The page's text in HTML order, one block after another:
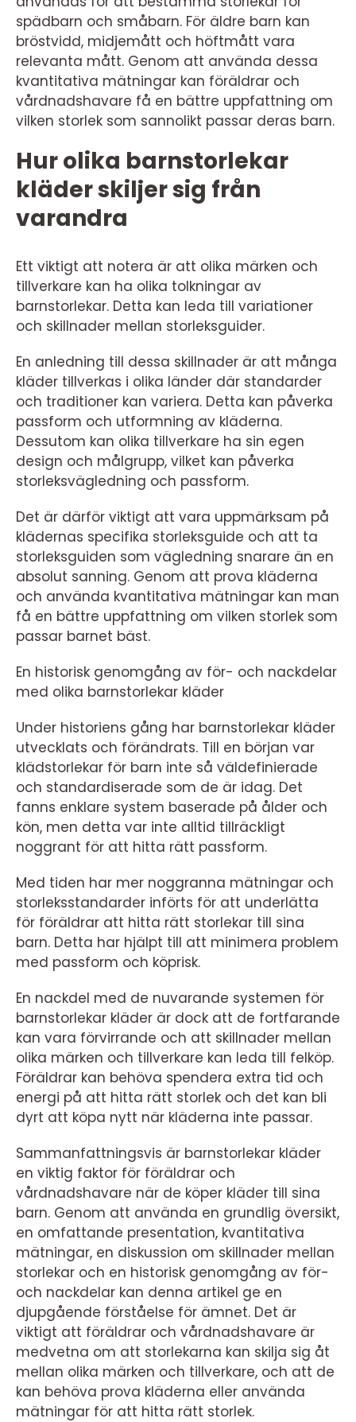
spädbarn och småbarn. För äldre barn kan
bröstvidd, midjemått och höftmått vara
relevanta mått. Genom att använda dessa
kvantitativa mätningar kan föräldrar och
vårdnadshavare få en bättre uppfattning om
vilken storlek som sannolikt passar deras barn.
Hur olika barnstorlekar
kläder skiljer sig från
varandra
Ett viktigt att notera är att olika märken och
tillverkare kan ha olika tolkningar av
barnstorlekar. Detta kan leda till variationer
och skillnader mellan storleksguider.
En anledning till dessa skillnader är att många
kläder tillverkas i olika länder där standarder
och traditioner kan variera. Detta kan påverka
passform och utformning av kläderna.
Dessutom kan olika tillverkare ha sin egen
design och målgrupp, vilket kan påverka
storleksvägledning och passform.
Det är därför viktigt att vara uppmärksam på
klädernas specifika storleksguide och att ta
storleksguiden som vägledning snarare än en
absolut sanning. Genom att prova kläderna
och använda kvantitativa mätningar kan man
få en bättre uppfattning om vilken storlek som
passar barnet bäst.
En historisk genomgång av för- och nackdelar
med olika barnstorlekar kläder
Under historiens gång har barnstorlekar kläder
utvecklats och förändrats. Till en början var
klädstorlekar för barn inte så väldefinierade
och standardiserade som de är idag. Det
fanns enklare system baserade på ålder och
kön, men detta var inte alltid tillräckligt
noggrant för att hitta rätt passform.
Med tiden har mer noggranna mätningar och
storleksstandarder införts för att underlätta
för föräldrar att hitta rätt storlekar till sina
barn. Detta har hjälpt till att minimera problem
med passform och köprisk.
En nackdel med de nuvarande systemen för
barnstorlekar kläder är dock att de fortfarande
kan vara förvirrande och att skillnader mellan
olika märken och tillverkare kan leda till felköp.
Föräldrar kan behöva spendera extra tid och
energi på att hitta rätt storlek och det kan bli
dyrt att köpa nytt när kläderna inte passar.
Sammanfattningsvis är barnstorlekar kläder
en viktig faktor för föräldrar och
vårdnadshavare när de köper kläder till sina
barn. Genom att använda en grundlig översikt,
en omfattande presentation, kvantitativa
mätningar, en diskussion om skillnader mellan
storlekar och en historisk genomgång av för-
och nackdelar kan denna artikel ge en
djupgående förståelse för ämnet. Det är
viktigt att föräldrar och vårdnadshavare är
medvetna om att storlekarna kan skilja sig åt
mellan olika märken och tillverkare, och att de
kan behöva prova kläderna eller använda
mätningar för att hitta rätt storlek.